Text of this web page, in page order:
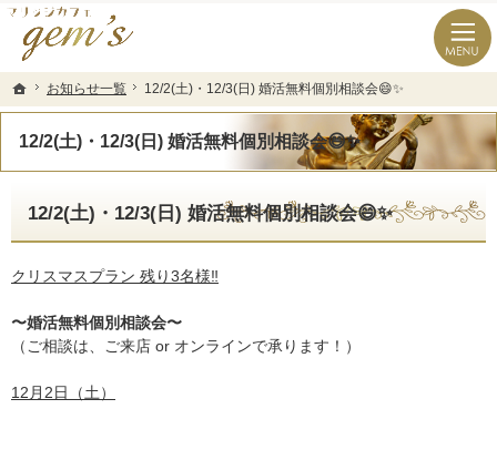
ホーム
お知らせ一覧 12/2(土)・12/3(日) 婚活無料個別相談会😄✨
12/2(土)・12/3(日) 婚活無料個別相談会😄✨
長崎県の婚活なら結婚相談所のマリッジカフェgem’ｓ（ジェムズ）
長崎県長崎市の結婚相談所マリッジカフェgem's(ジェムズ)
12/2(土)・12/3(日) 婚活無料個別相談会😄✨
クリスマスプラン 残り3名様‼️
〜婚活無料個別相談会〜
（ご相談は、ご来店 or オンラインで承ります！）
12月2日（土）
ホーム
お知らせ一覧 12/2(土)・12/3(日) 婚活無料個別相談会😄✨